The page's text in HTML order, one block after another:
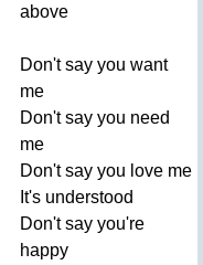
above
Don't say you want
me
Don't say you need
me
Don't say you love me
It's understood
Don't say you're
happy